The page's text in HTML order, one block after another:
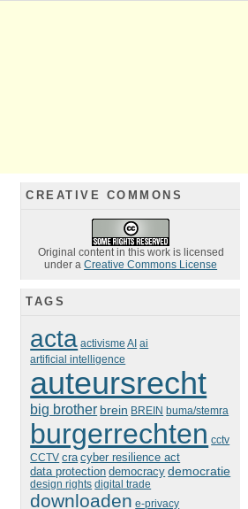
CREATIVE COMMONS
Original content in this work is licensed
under aCreative Commons License
TAGS
acta activisme AI ai
artificial intelligence
auteursrecht
big brother brein BREIN buma/stemra
burgerrechten cctv
CCTV cra cyber resilience act
data protection democracy democratie
design rights digital trade
downloaden e-privacy